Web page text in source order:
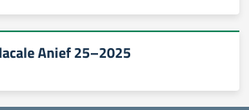
Anief 25–2025